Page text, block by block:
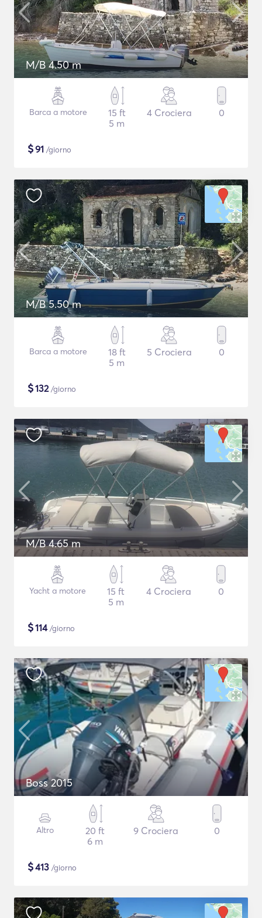
M/B 4.50 m
Barca a motore
15 ft
5 m
4 Crociera 0
$91 /giorno
M/B 5.50 m
Barca a motore
18 ft
5 m
5 Crociera 0
$132/giorno
M/B 4.65 m
Yacht a motore
15 ft
5 m
4 Crociera 0
$114/giorno
Βoss 2015
Altro
20 ft
6 m
9 Crociera 0
$413 /giorno